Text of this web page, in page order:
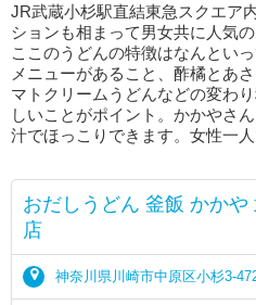
JR武蔵小杉駅直結東急スクエア
ションも相まって男女共に人気の
ここのうどんの特徴はなんとい
メニューがあること、酢橘とあ
マトクリームうどんなどの変わ
しいことがポイント。かかやさ
汁でほっこりできます。女性一
おだしうどん 釜飯 かか
店
神奈川県川崎市中原区小杉3-